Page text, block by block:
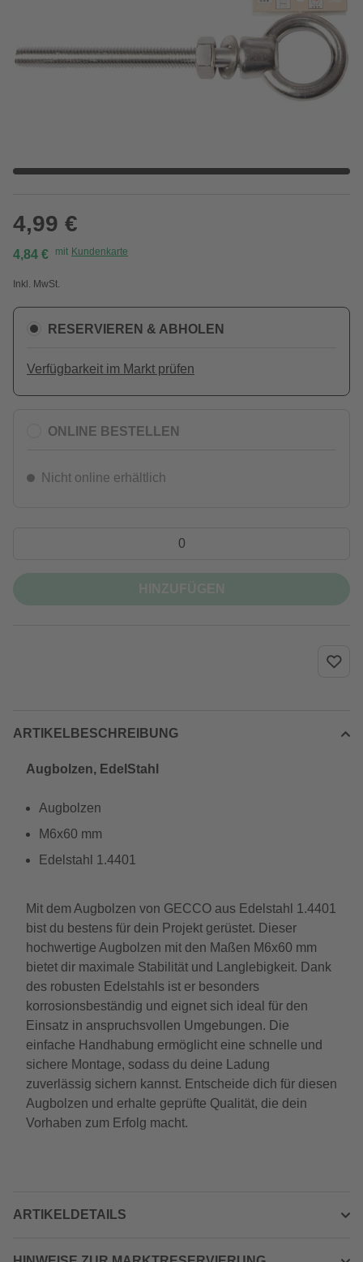
4,99 €
4,84 € mit Kundenkarte
Inkl. MwSt.
RESERVIEREN & ABHOLEN
Verfügbarkeit im Markt prüfen
ONLINE BESTELLEN
Nicht online erhältlich
ARTIKELBESCHREIBUNG
Augbolzen, EdelStahl
Augbolzen
M6x60 mm
Edelstahl 1.4401
Mit dem Augbolzen von GECCO aus Edelstahl 1.4401
bist du bestens für dein Projekt gerüstet. Dieser
hochwertige Augbolzen mit den Maßen M6x60 mm
bietet dir maximale Stabilität und Langlebigkeit. Dank
des robusten Edelstahls ist er besonders
korrosionsbeständig und eignet sich ideal für den
Einsatz in anspruchsvollen Umgebungen. Die
einfache Handhabung ermöglicht eine schnelle und
sichere Montage, sodass du deine Ladung
zuverlässig sichern kannst. Entscheide dich für diesen
Augbolzen und erhalte geprüfte Qualität, die dein
Vorhaben zum Erfolg macht.
ARTIKELDETAILS